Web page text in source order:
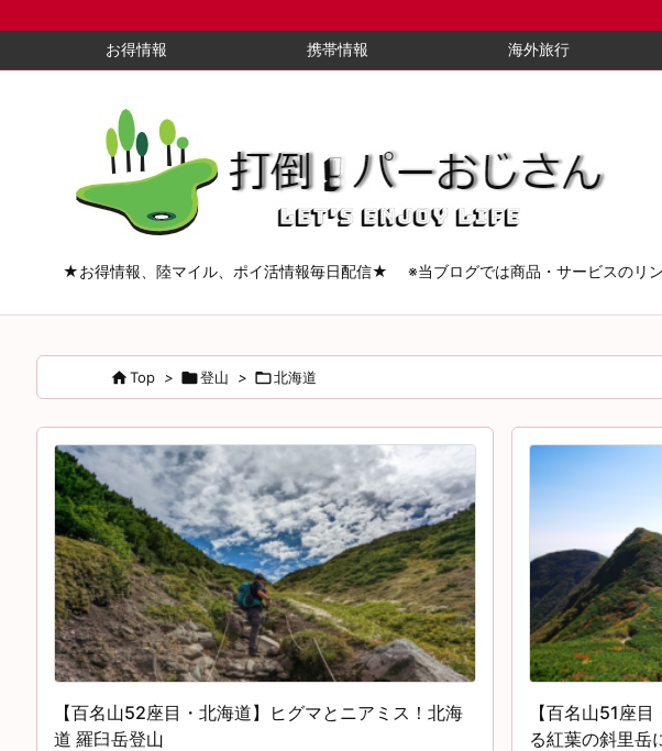
お得情報 携帯情報 海外旅行
★お得情報、陸マイル、ポイ活情報毎日配信★ ※当ブログでは商品・サービスのリ
Top > 登山 > 北海道
【百名山52座目・北海道】ヒグマとニアミス！北海
道 羅臼岳登山
【百名山51座
る紅葉の斜里岳